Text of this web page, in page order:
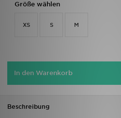
Größe wählen
XS S M
In den Warenkorb
Beschreibung